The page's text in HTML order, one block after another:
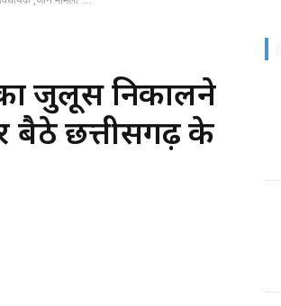
जुलूस निकालने
बैठे छत्तीसगढ़ के